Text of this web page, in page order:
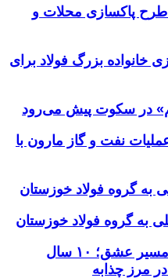
در طرح پاکسازی محلات و
خانواده بزرگ فولاد برای
در سکوت پیش می‌رود
نفت و گاز مارون با
به گروه فولاد خوزستان
به گروه فولاد خوزستان
از چرخ‌دنده‌های صنعت تا مسیر عشق؛ ۱۰ سال
مرز چذابه